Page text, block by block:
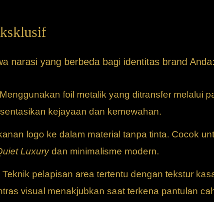
narasi yang berbeda bagi identitas brand Anda:
Menggunakan foil metalik yang ditransfer melalui
kejayaan dan kemewahan.
logo ke dalam material tanpa tinta. Cocok
Luxurydan minimalisme modern.
Teknik pelapisan area tertentu dengan tekstur
visual menakjubkan saat terkena pantulan